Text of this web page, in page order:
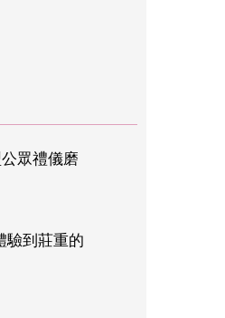
眾禮儀磨
驗到莊重的